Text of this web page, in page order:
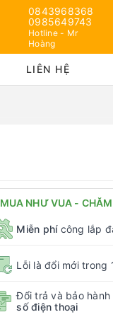
0843968368
0985649743
Hotline - Mr
Hoàng
LIÊN HỆ
MUA NHƯ VUA -
Miễn phícông lắp
Lỗi là đổi mới trong
Đổi trả và bảo
số điện thoại